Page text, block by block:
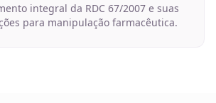
integral da RDC 67/2007 e suas
para manipulação farmacêutica.